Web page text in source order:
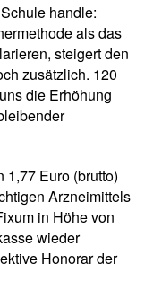
handle:
als das
steigert den
zusätzlich. 120
die Erhöhung
Euro (brutto)
Arzneimittels
in Höhe von
wieder
Honorar der